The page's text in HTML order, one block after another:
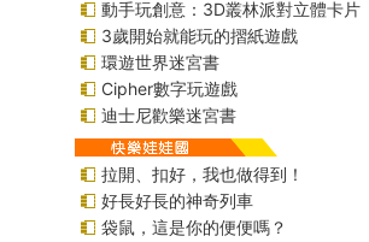
動手玩創意：3D叢林派對立體卡片
3歲開始就能玩的摺紙遊戲
環遊世界迷宮書
Cipher數字玩遊戲
迪士尼歡樂迷宮書
拉開、扣好，我也做得到！
好長好長的神奇列車
袋鼠，這是你的便便嗎？